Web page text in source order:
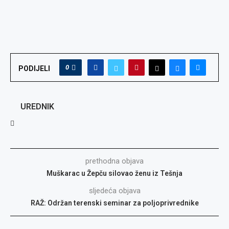
PODIJELI 0
UREDNIK
prethodna objava
Muškarac u Žepču silovao ženu iz Tešnja
sljedeća objava
RAŽ: Održan terenski seminar za poljoprivrednike